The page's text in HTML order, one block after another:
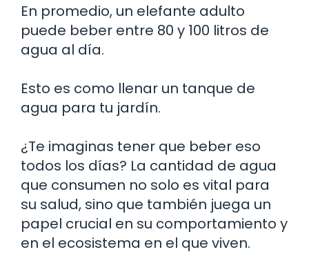
En promedio, un elefante adulto
puede beber entre 80 y 100 litros de
agua al día.
Esto es como llenar un tanque de
agua para tu jardín.
¿Te imaginas tener que beber eso
todos los días? La cantidad de agua
que consumen no solo es vital para
su salud, sino que también juega un
papel crucial en su comportamiento y
en el ecosistema en el que viven.